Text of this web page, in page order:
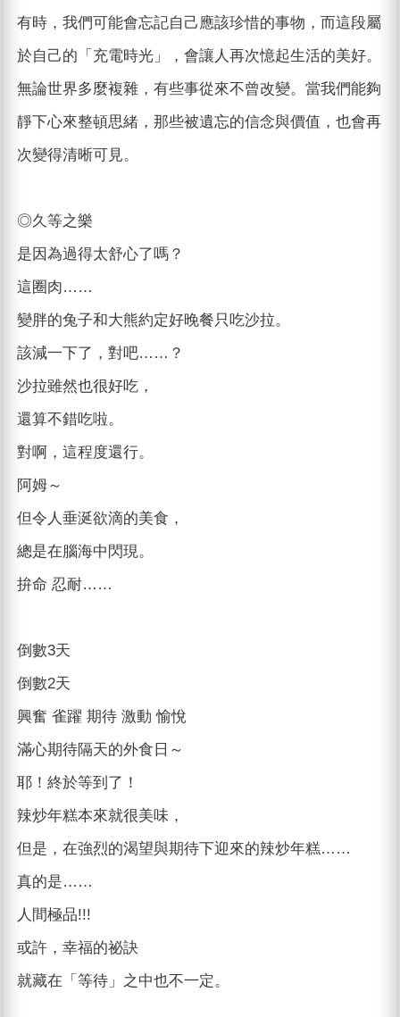
有時，我們可能會忘記自己應該珍惜的事物，而這段屬
於自己的「充電時光」，會讓人再次憶起生活的美好。
無論世界多麼複雜，有些事從來不曾改變。當我們能夠
靜下心來整頓思緒，那些被遺忘的信念與價值，也會再
次變得清晰可見。
◎久等之樂
是因為過得太舒心了嗎？
這圈肉……
變胖的兔子和大熊約定好晚餐只吃沙拉。
該減一下了，對吧……？
沙拉雖然也很好吃，
還算不錯吃啦。
對啊，這程度還行。
阿姆～
但令人垂涎欲滴的美食，
總是在腦海中閃現。
拚命 忍耐……
倒數3天
倒數2天
興奮 雀躍 期待 激動 愉悅
滿心期待隔天的外食日～
耶！終於等到了！
辣炒年糕本來就很美味，
但是，在強烈的渴望與期待下迎來的辣炒年糕……
真的是……
人間極品!!!
或許，幸福的祕訣
就藏在「等待」之中也不一定。